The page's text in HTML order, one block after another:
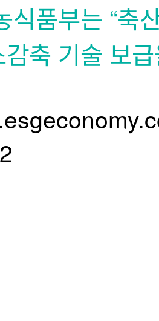
식품부는 “축
축 기술 보